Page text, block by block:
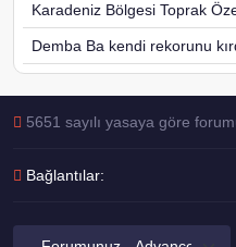
Karadeniz Bölgesi Toprak
Demba Ba kendi rekorunu
5651 sayılı yasaya göre
Bağlantılar: